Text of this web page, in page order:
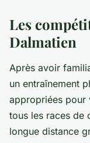
Les
Dalmatien
Après avoir
un entraînement
appropriées pour
tous les races de
longue distance